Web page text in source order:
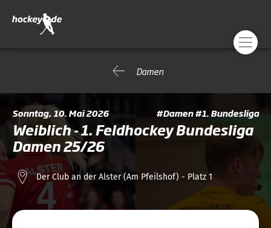
Damen
Sonntag, 10. Mai 2026 #Damen #1. Bundesliga
Weiblich - 1. Feldhockey Bundesliga
Damen 25/26
Der Club an der Alster (Am Pfeilshof) - Platz 1